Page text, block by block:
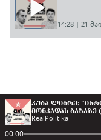
14:28 | 21
ᲙᲣᲑᲐ ᲚᲘᲑᲠᲔ:
ᲛᲝᲜᲙᲐᲓᲐᲡ ᲑᲐᲖᲐᲖᲔ
RealPolitika
00:00